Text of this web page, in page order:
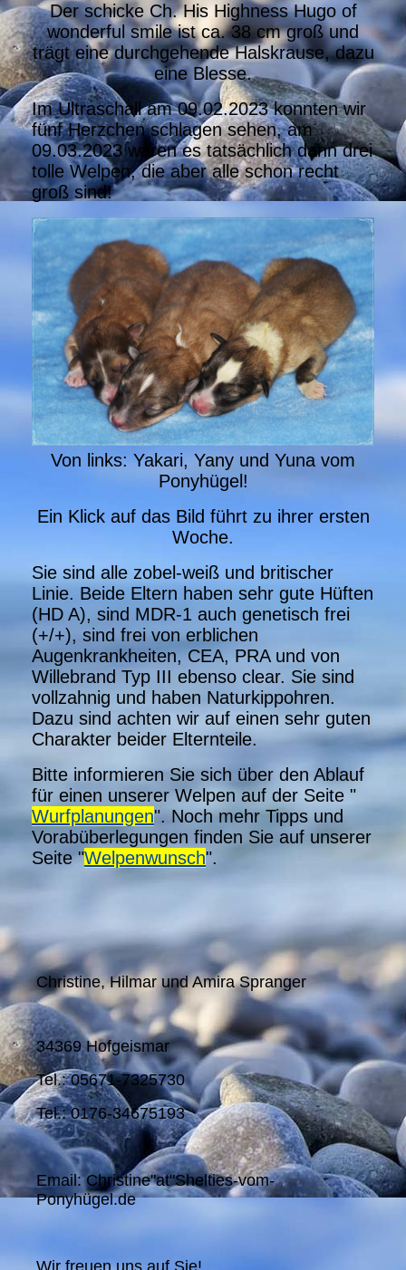
Der schicke Ch. His Highness Hugo of
wonderful smile ist ca. 38 cm groß und
trägt eine durchgehende Halskrause, dazu
eine Blesse.
Im Ultraschall am 09.02.2023 konnten wir
fünf Herzchen schlagen sehen, am
09.03.2023 waren es tatsächlich dann drei
tolle Welpen, die aber alle schon recht
groß sind!
Von links: Yakari, Yany und Yuna vom
Ponyhügel!
Ein Klick auf das Bild führt zu ihrer ersten
Woche.
Sie sind alle zobel-weiß und britischer
Linie. Beide Eltern haben sehr gute Hüften
(HD A), sind MDR-1 auch genetisch frei
(+/+), sind frei von erblichen
Augenkrankheiten, CEA, PRA und von
Willebrand Typ III ebenso clear. Sie sind
vollzahnig und haben Naturkippohren.
Dazu sind achten wir auf einen sehr guten
Charakter beider Elternteile.
Bitte informieren Sie sich über den Ablauf
für einen unserer Welpen auf der Seite "
Wurfplanungen". Noch mehr Tipps und
Vorabüberlegungen finden Sie auf unserer
Seite "Welpenwunsch".
Christine, Hilmar und Amira Spranger
34369 Hofgeismar
Tel.: 05671-7325730
Tel.: 0176-34675193
Email: Christine"at"Shelties-vom-
Ponyhügel.de
Wir freuen uns auf Sie!